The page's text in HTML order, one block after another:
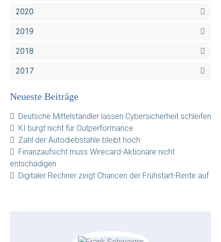
2020
2019
2018
2017
Neueste Beiträge
Deutsche Mittelständler lassen Cybersicherheit schleifen
KI bürgt nicht für Outperformance
Zahl der Autodiebstähle bleibt hoch
Finanzaufsicht muss Wirecard-Aktionäre nicht
entschädigen
Digitaler Rechner zeigt Chancen der Frühstart-Rente auf